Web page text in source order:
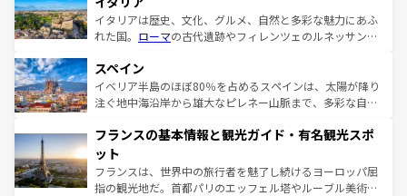
イタリアは歴史、文化、グルメ、自然と多彩な魅力にあふ
れた国。 ローマの古代遺跡やフィレンツェのルネッサンス
ろん、トスカーナの美しい田園風景やアマルフィ海岸の絶
景など、自然景観も見逃せない。観光の合間には、本場の
ピザやパスタなど、絶品のイタリア料理を堪能することも
ませてくれるイタリアで、忘れられない旅をしてみよう！
なお、新着のイタリア情報は
しい。
スペイン
イベリア半島のほぼ80％を占めるスペインは、太陽が降り
注ぐ地中海沿岸から雄大なピレネー山脈まで、多彩な自然
文化が根付くこの国では、情熱的なフラメンコ、熱気あふ
れる闘牛、そして美味しいタパスが生活の一部となってい
る。首都マドリードの洗練された雰囲気や、バルセロナの
アートに溢れた街角から、地方では古代ローマ遺跡や中世
フランスの基本情報と観光ガイド・有名観光スポ
ット
フランスは、世界中の旅行者を魅了し続けるヨーロッパ屈
指の観光地だ。首都パリのエッフェル塔やルーブル美術館